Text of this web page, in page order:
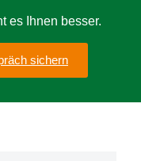
es Ihnen besser.
sichern